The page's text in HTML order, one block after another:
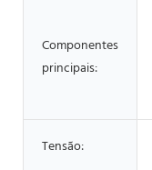
Componentes
principais:
Tensão: